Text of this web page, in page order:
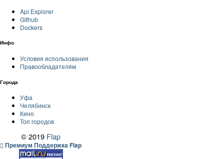
Api Explorer
Github
Dockers
Инфо
Условия использования
Правообладателям
Города
Уфа
Челябинск
Кино
Топ городов
© 2019 Flap
Премиум Поддержка Flap